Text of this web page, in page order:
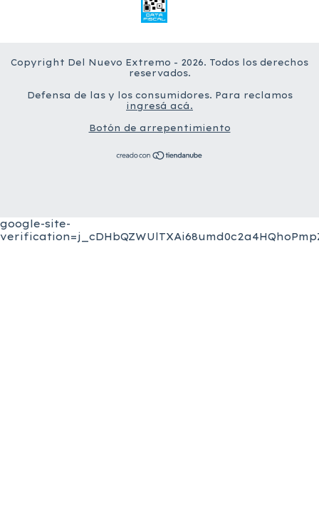
Copyright Del Nuevo Extremo - 2026. Todos los derechos
reservados.
Defensa de las y los consumidores. Para reclamos
ingresá acá.
Botón de arrepentimiento
google-site-